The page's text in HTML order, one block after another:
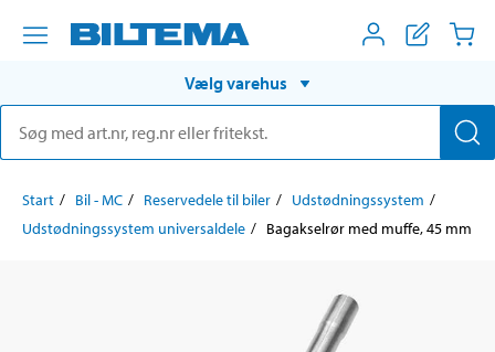
Vælg varehus
Start Bil - MC Reservedele til biler
Udstødningssystem
Udstødningssystem universaldele
Bagakselrør med muffe, 45 mm